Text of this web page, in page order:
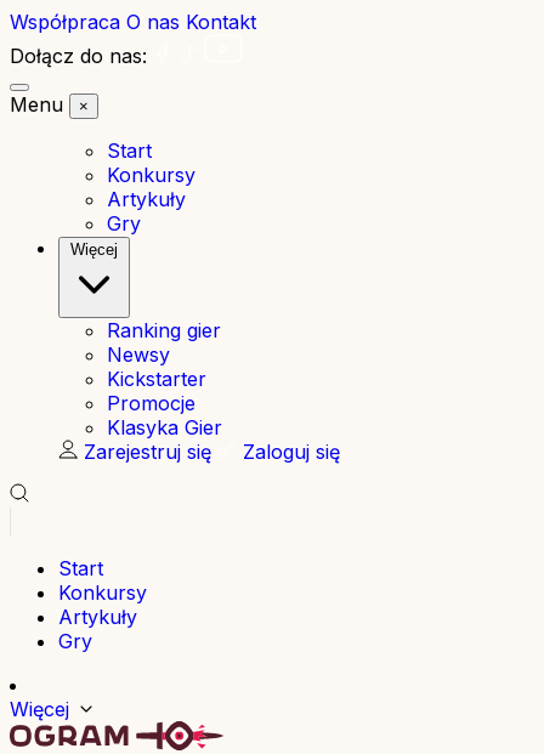
Współpraca O nas Kontakt
Dołącz do nas:
Menu
×
Start
Konkursy
Artykuły
Gry
Więcej
Ranking gier
Newsy
Kickstarter
Promocje
Klasyka Gier
Zarejestruj się
Zaloguj się
Start
Konkursy
Artykuły
Gry
Więcej